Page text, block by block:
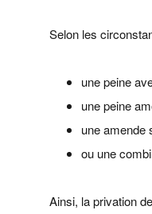
Selon les
une peine
une peine
une amende
ou une
Ainsi, la privation